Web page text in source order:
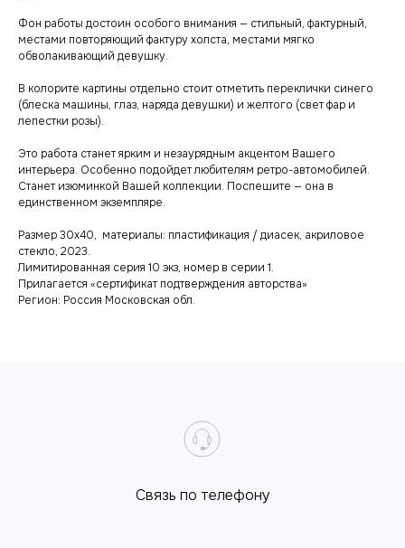
Фон работы достоин особого внимания — стильный, фактурный,
местами повторяющий фактуру холста, местами мягко
обволакивающий девушку.
В колорите картины отдельно стоит отметить переклички синего
(блеска машины, глаз, наряда девушки) и желтого (свет фар и
лепестки розы).
Это работа станет ярким и незаурядным акцентом Вашего
интерьера. Особенно подойдет любителям ретро-автомобилей.
Станет изюминкой Вашей коллекции. Поспешите — она в
единственном экземпляре.
Размер 30х40, материалы: пластификация / диасек, акриловое
стекло, 2023.
Лимитированная серия 10 экз, номер в серии 1.
Прилагается «сертификат подтверждения авторства»
Регион: Россия Московская обл.
Cвязь по телефону